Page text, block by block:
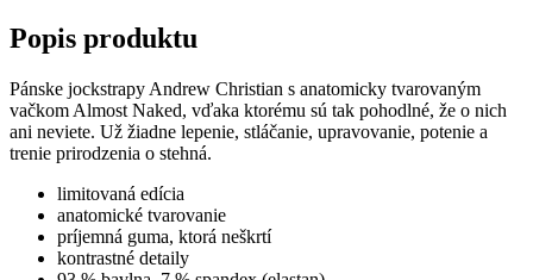
Popis produktu
Pánske jockstrapy Andrew Christian s anatomicky tvarovaným
vačkom Almost Naked, vďaka ktorému sú tak pohodlné, že o nich
ani neviete. Už žiadne lepenie, stláčanie, upravovanie, potenie a
trenie prirodzenia o stehná.
limitovaná edícia
anatomické tvarovanie
príjemná guma, ktorá neškrtí
kontrastné detaily